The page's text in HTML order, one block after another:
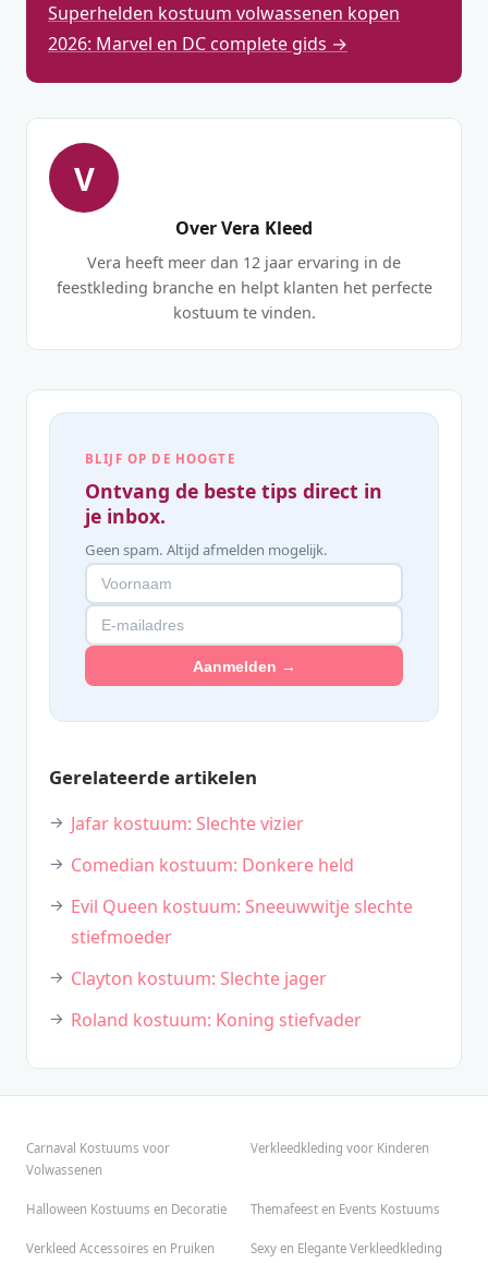
Superhelden kostuum volwassenen kopen
2026: Marvel en DC complete gids →
V
Over Vera Kleed
Vera heeft meer dan 12 jaar ervaring in de
feestkleding branche en helpt klanten het perfecte
kostuum te vinden.
BLIJF OP DE HOOGTE
Ontvang de beste tips direct in
je inbox.
Geen spam. Altijd afmelden mogelijk.
Aanmelden →
Gerelateerde artikelen
Jafar kostuum: Slechte vizier
Comedian kostuum: Donkere held
Evil Queen kostuum: Sneeuwwitje slechte
stiefmoeder
Clayton kostuum: Slechte jager
Roland kostuum: Koning stiefvader
Carnaval Kostuums voor
Volwassenen
Verkleedkleding voor Kinderen
Halloween Kostuums en Decoratie Themafeest en Events Kostuums
Verkleed Accessoires en Pruiken Sexy en Elegante Verkleedkleding